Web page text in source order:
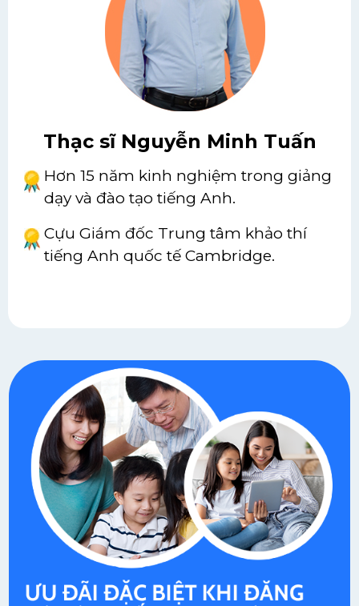
Thạc sĩ Nguyễn Minh Tuấn
Hơn 15 năm kinh nghiệm trong giảng
dạy và đào tạo tiếng Anh.
Cựu Giám đốc Trung tâm khảo thí
tiếng Anh quốc tế Cambridge.